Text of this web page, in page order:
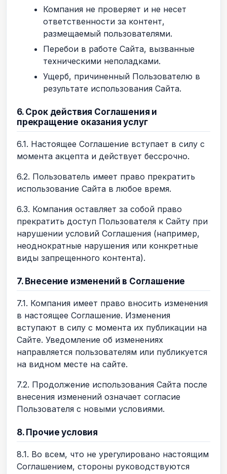
Компания не проверяет и не несет
ответственности за контент,
размещаемый пользователями.
Перебои в работе Сайта, вызванные
техническими неполадками.
Ущерб, причиненный Пользователю в
результате использования Сайта.
6. Срок действия Соглашения и
прекращение оказания услуг
6.1. Настоящее Соглашение вступает в силу с
момента акцепта и действует бессрочно.
6.2. Пользователь имеет право прекратить
использование Сайта в любое время.
6.3. Компания оставляет за собой право
прекратить доступ Пользователя к Сайту при
нарушении условий Соглашения (например,
неоднократные нарушения или конкретные
виды запрещенного контента).
7. Внесение изменений в Соглашение
7.1. Компания имеет право вносить изменения
в настоящее Соглашение. Изменения
вступают в силу с момента их публикации на
Сайте. Уведомление об изменениях
направляется пользователям или публикуется
на видном месте на сайте.
7.2. Продолжение использования Сайта после
внесения изменений означает согласие
Пользователя с новыми условиями.
8. Прочие условия
8.1. Во всем, что не урегулировано настоящим
Соглашением, стороны руководствуются